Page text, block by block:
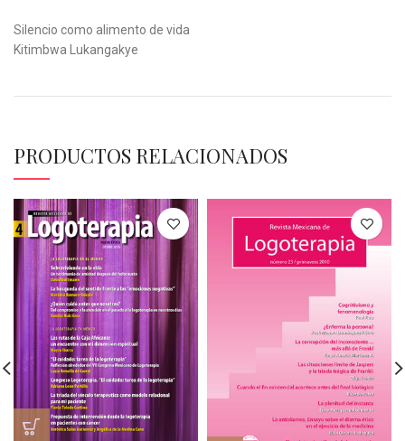
Silencio como alimento de vida
Kitimbwa Lukangakye
PRODUCTOS RELACIONADOS